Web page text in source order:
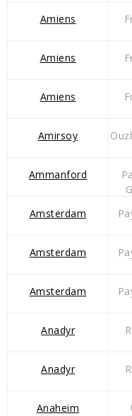
Amiens
Amiens
Amiens
Amirsoy
Ammanford
Amsterdam
Amsterdam
Amsterdam
Anadyr
Anadyr
Anaheim